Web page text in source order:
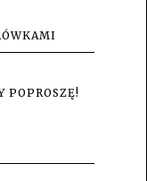
POPROSZĘ!